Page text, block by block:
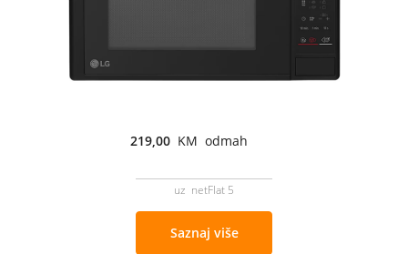
219,00 KM odmah
uz netFlat 5
Saznaj više